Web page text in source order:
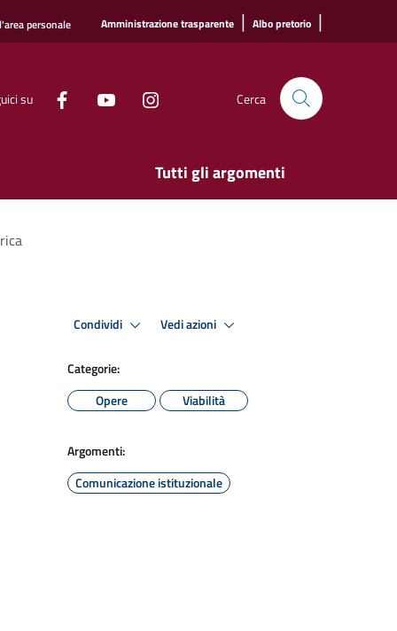
personale Amministrazione trasparente | Albo pretorio |
su Cerca
Tutti gli argomenti
Condividi Vedi azioni
Categorie:
Opere
Viabilità
Argomenti:
Comunicazione istituzionale